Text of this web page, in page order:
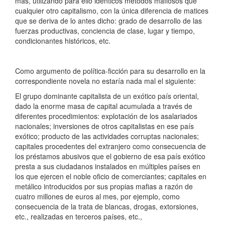
cualquier otro capitalismo, con la única diferencia de matices
que se deriva de lo antes dicho: grado de desarrollo de las
fuerzas productivas, conciencia de clase, lugar y tiempo,
condicionantes históricos, etc.
Como argumento de política-ficción para su desarrollo en la
correspondiente novela no estaría nada mal el siguiente:
El grupo dominante capitalista de un exótico país oriental,
dado la enorme masa de capital acumulada a través de
diferentes procedimientos: explotación de los asalariados
nacionales; inversiones de otros capitalistas en ese país
exótico; producto de las actividades corruptas nacionales;
capitales procedentes del extranjero como consecuencia de
los préstamos abusivos que el gobierno de esa país exótico
presta a sus ciudadanos instalados en múltiples países en
los que ejercen el noble oficio de comerciantes; capitales en
metálico introducidos por sus propias mafias a razón de
cuatro millones de euros al mes, por ejemplo, como
consecuencia de la trata de blancas, drogas, extorsiones,
etc., realizadas en terceros países, etc.,